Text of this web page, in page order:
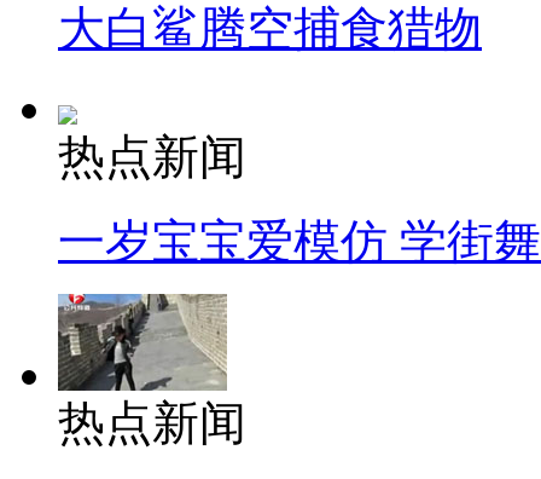
大白鲨腾空捕食猎物
热点新闻
一岁宝宝爱模仿 学街
热点新闻